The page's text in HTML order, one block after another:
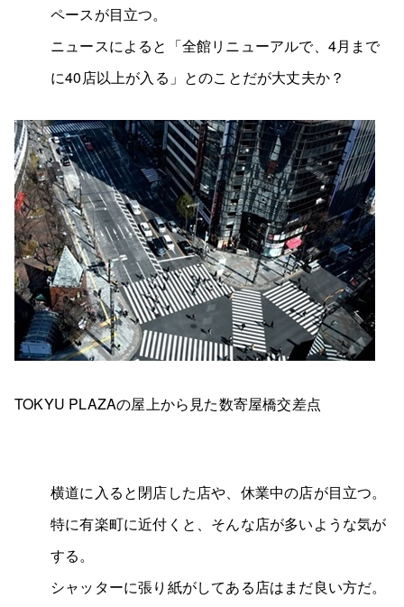
ペースが目立つ。
ニュースによると「全館リニューアルで、4月まで
に40店以上が入る」とのことだが大丈夫か？
TOKYU PLAZAの屋上から見た数寄屋橋交差点
横道に入ると閉店した店や、休業中の店が目立つ。
特に有楽町に近付くと、そんな店が多いような気が
する。
シャッターに張り紙がしてある店はまだ良い方だ。